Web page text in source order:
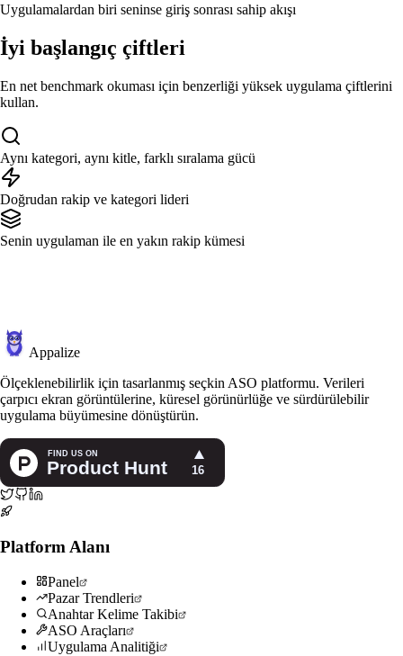
Uygulamalardan biri seninse giriş sonrası sahip akışı
İyi başlangıç çiftleri
En net benchmark okuması için benzerliği yüksek uygulama çiftlerini
kullan.
Aynı kategori, aynı kitle, farklı sıralama gücü
Doğrudan rakip ve kategori lideri
Senin uygulaman ile en yakın rakip kümesi
Appalize
Ölçeklenebilirlik için tasarlanmış seçkin ASO platformu. Verileri
çarpıcı ekran görüntülerine, küresel görünürlüğe ve sürdürülebilir
uygulama büyümesine dönüştürün.
Platform Alanı
Panel
Pazar Trendleri
Anahtar Kelime Takibi
ASO Araçları
Uygulama Analitiği